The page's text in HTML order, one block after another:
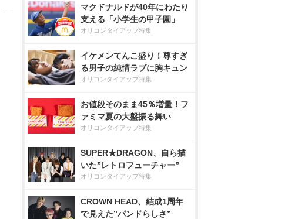
マクドナルドが40年にわたり
支える「小学生の甲子園」
オリコンタイアップ特集
イケメンてんこ盛り！尊すぎ
る男子の純情ラブに胸キュン
オリコンタイアップ特集
お値段そのまま45％増量！フ
ァミマ夏の大盤振る舞い
オリコンタイアップ特集
SUPER★DRAGON、自ら描
いた”レトロフューチャー”
オリコンタイアップ特集
CROWN HEAD、結成1周年
で見えた”バンドらしさ”